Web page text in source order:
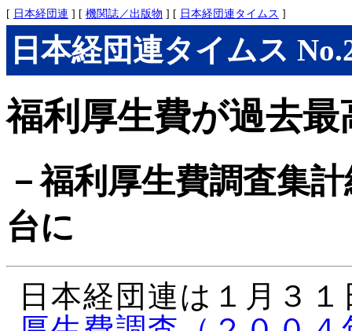
[ 日本経団連 ] [ 機関誌／出版物 ] [ 日本経団連タイムス ]
日本経団連タイムス
福利厚生費が過去最
－福利厚生費調査集
台に
日本経団連は１月３１